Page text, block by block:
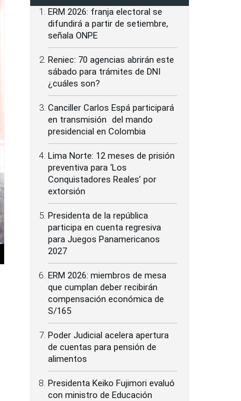
ERM 2026: franja electoral se
difundirá a partir de setiembre,
señala ONPE
Reniec: 70 agencias abrirán este
sábado para trámites de DNI
¿cuáles son?
Canciller Carlos Espá participará
en transmisión del mando
presidencial en Colombia
Lima Norte: 12 meses de prisión
preventiva para ‘Los
Conquistadores Reales’ por
extorsión
Presidenta de la república
participa en cuenta regresiva
para Juegos Panamericanos
2027
ERM 2026: miembros de mesa
que cumplan deber recibirán
compensación económica de
S/165
Poder Judicial acelera apertura
de cuentas para pensión de
alimentos
Presidenta Keiko Fujimori evaluó
con ministro de Educación